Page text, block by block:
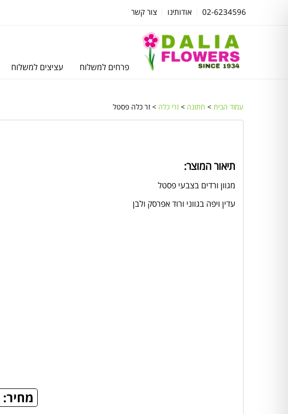
02-6234596 אודותינו צור קשר
פרחים למשלוח עציצים למשלוח
עמוד הבית > חתונה > זרי כלה > זר כלה פסטל
תיאור המוצר:
מגוון ורדים בצבעי פסטל
עדין ויפה בגווני ורוד אפרסק ולבן
מחיר: